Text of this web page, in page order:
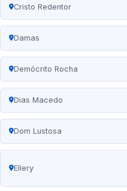
Cristo Redentor
Damas
Demócrito Rocha
Dias Macedo
Dom Lustosa
Ellery